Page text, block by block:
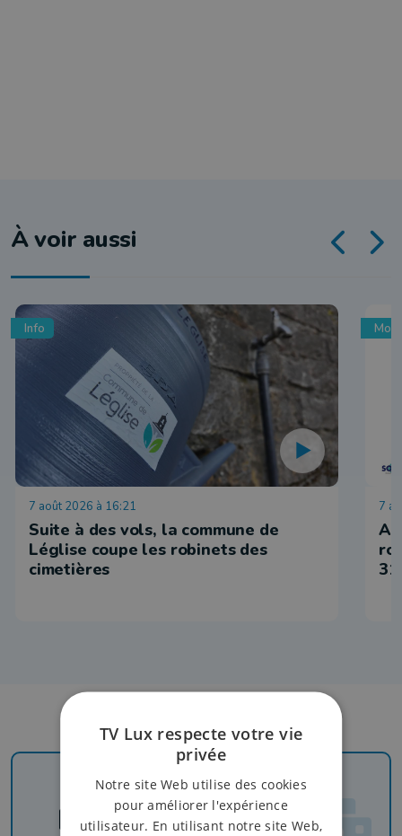
À voir aussi
Info
7 août 2026 à 16:21
Suite à des vols, la commune de
Léglise coupe les robinets des
cimetières
7
Newsletter
TV Lux respecte votre vie
privée
Notre site Web utilise des cookies
pour améliorer l'expérience
utilisateur. En utilisant notre site Web,